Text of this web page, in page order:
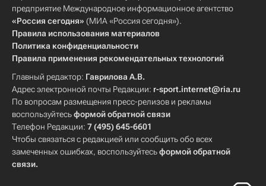
предприятие Международное информационное агентство
«Россия сегодня» (МИА «Россия сегодня»).
Правила использования материалов
Политика конфиденциальности
Правила применения рекомендательных технологий
Главный редактор: Гаврилова А.В.
Адрес электронной почты Редакции: r-sport.internet@ria.ru
По вопросам размещения пресс-релизов и рекламы
воспользуйтесьформой обратной связи
Телефон Редакции: 7 (495) 645-6601
Чтобы связаться с редакцией или сообщить обо всех
замеченных ошибках, воспользуйтесьформой обратной
связи.